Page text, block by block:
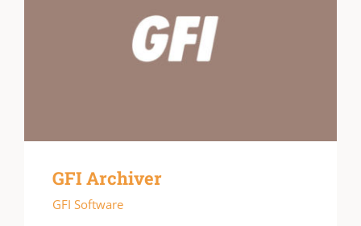
GFI Archiver
GFI Software